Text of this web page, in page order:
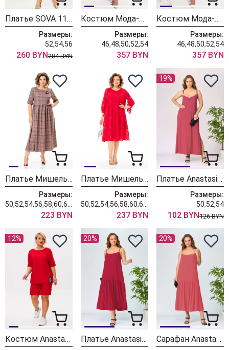
Платье SOVA 11340 бордо
Размеры:
52,54,56
260 BYN284 BYN
Костюм Мода-Юрс 26-2940 рубин
Размеры:
46,48,50,52,54
357 BYN
Костюм Мода-Юрс 26-2224 ежевика
Размеры:
46,48,50,52,54
357 BYN
Платье Мишель Шик 2132-2 брусничный + клетка
Размеры:
223 BYN
Платье Мишель Шик 2164-2 красный
Размеры:
237 BYN
19%
Платье Anastasia 1011 коралловый
Размеры:
50,52,54
102 BYN126 BYN
12%
Костюм Anastasia 1220/красный
20%
Платье Anastasia 884/малина
20%
Сарафан Anastasia 883/коралл